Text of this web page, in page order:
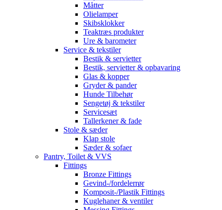
Måtter
Olielamper
Skibsklokker
Teaktræs produkter
Ure & barometer
Service & tekstiler
Bestik & servietter
Bestik, servietter & opbavaring
Glas & kopper
Gryder & pander
Hunde Tilbehør
Sengetøj & tekstiler
Servicesæt
Tallerkener & fade
Stole & sæder
Klap stole
Sæder & sofaer
Pantry, Toilet & VVS
Fittings
Bronze Fittings
Gevind-/fordelerrør
Komposit-/Plastik Fittings
Kuglehaner & ventiler